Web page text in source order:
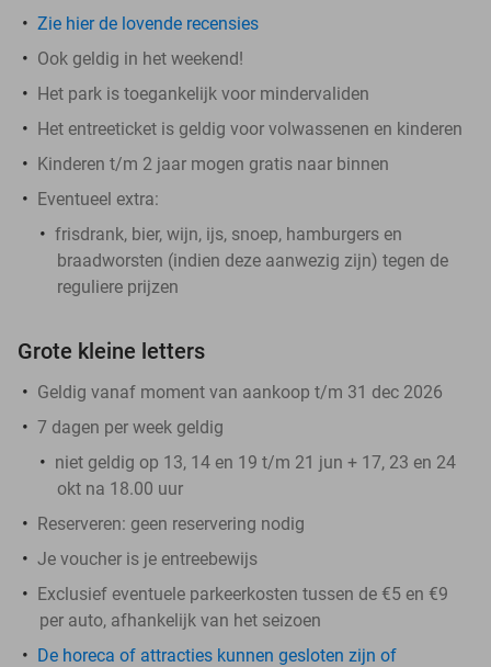
Zie hier de lovende recensies
Ook geldig in het weekend!
Het park is toegankelijk voor mindervaliden
Het entreeticket is geldig voor volwassenen en kinderen
Kinderen t/m 2 jaar mogen gratis naar binnen
Eventueel extra:
frisdrank, bier, wijn, ijs, snoep, hamburgers en
braadworsten (indien deze aanwezig zijn) tegen de
reguliere prijzen
Grote kleine letters
Geldig vanaf moment van aankoop t/m 31 dec 2026
7 dagen per week geldig
niet geldig op 13, 14 en 19 t/m 21 jun + 17, 23 en 24
okt na 18.00 uur
Reserveren: geen reservering nodig
Je voucher is je entreebewijs
Exclusief eventuele parkeerkosten tussen de €5 en €9
per auto, afhankelijk van het seizoen
De horeca of attracties kunnen gesloten zijn of